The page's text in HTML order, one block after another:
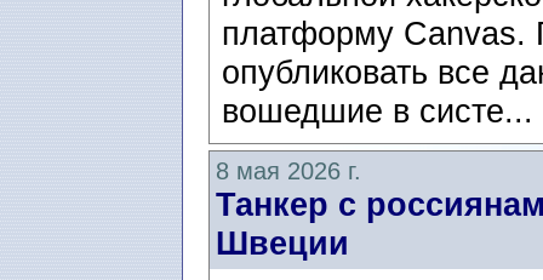
платформу Canvas.
опубликовать все
вошедшие в систе...
8 мая 2026 г.
Танкер с
Швеции